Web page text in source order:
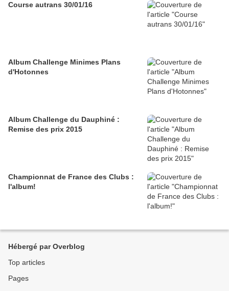
Course autrans 30/01/16
Album Challenge Minimes Plans
d'Hotonnes
Album Challenge du Dauphiné :
Remise des prix 2015
Championnat de France des Clubs :
l'album!
Hébergé par Overblog
Top articles
Pages